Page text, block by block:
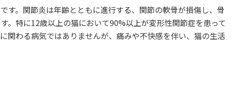
す。関節炎は年齢とともに進行する、関節の軟骨が損傷し、骨
。特に12歳以上の猫において90%以上が変形性関節症を患って
関わる病気ではありませんが、痛みや不快感を伴い、猫の生活